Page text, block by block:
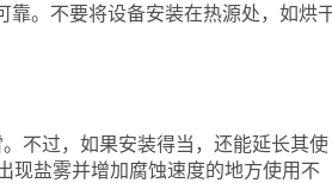
。不要将设备安装在热源处，如烘
不过，如果安装得当，还能延长其使
现盐雾并增加腐蚀速度的地方使用不